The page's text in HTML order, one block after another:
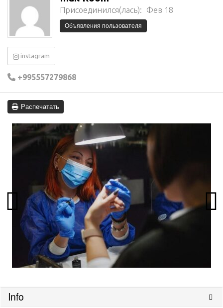
Присоединился(лась): Фев 18
Объявления пользователя
instagram
+995557279868
Распечатать
Info